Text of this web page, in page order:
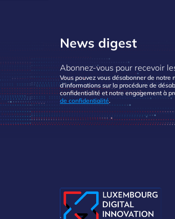
News digest
Abonnez-vous pour recevoir
Vous pouvez vous désabonner de
d'informations sur la procédure de
confidentialité et notre engagement à
de confidentialité.
.